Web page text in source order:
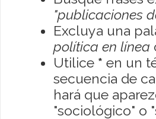
"publicaciones
Excluya una
política en línea
Utilice * en un
secuencia de
hará que
"sociológico" o